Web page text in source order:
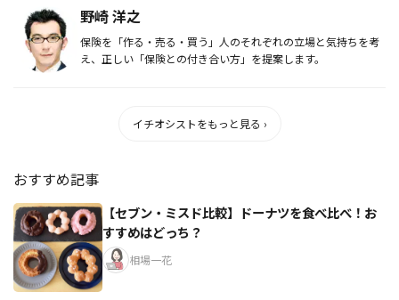
野崎 洋之
保険を「作る・売る・買う」人のそれぞれの立場と気持ちを考
え、正しい「保険との付き合い方」を提案します。
イチオシストをもっと見る ›
おすすめ記事
【セブン・ミスド比較】ドーナツを食べ比べ！お
すすめはどっち？
相場一花